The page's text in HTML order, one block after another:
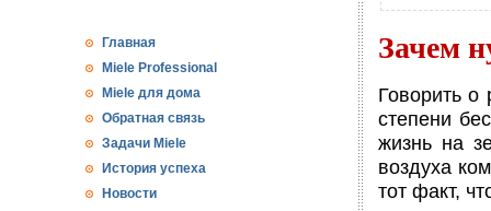
Главная
Miele Professional
Miele для дома
Обратная связь
Задачи Miele
История успеха
Новости
Зачем
Говорить о
степени
жизнь на
воздуха
тот факт,